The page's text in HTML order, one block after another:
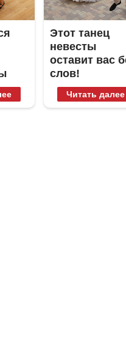
Этот танец
невесты
оставит вас
слов!
10 раз
Читать далее